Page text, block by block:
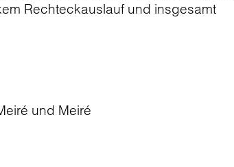
Rechteckauslauf und insgesamt
und Meiré